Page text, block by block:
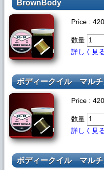
BrownBody
Price :
数量
詳しく見
ボディークイルマルチ
Price :
数量
詳しく見
ボディークイルマルチ